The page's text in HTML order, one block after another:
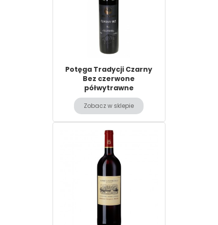
Potęga Tradycji Czarny
Bez czerwone
półwytrawne
Zobacz w sklepie